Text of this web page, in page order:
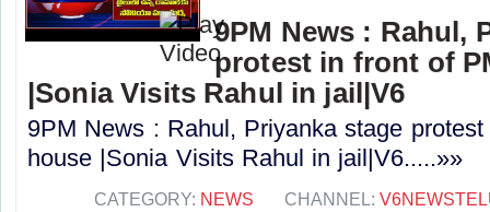
9PM News : Rahul,
protest in front of
|Sonia Visits Rahul in jail|V6
9PM News : Rahul, Priyanka stage
house |Sonia Visits Rahul in jail|V6.....»»
CATEGORY: NEWS CHANNEL: